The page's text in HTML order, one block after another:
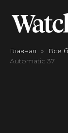
Главная Все
Automatic 37